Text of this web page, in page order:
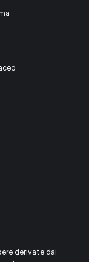
derivate dai